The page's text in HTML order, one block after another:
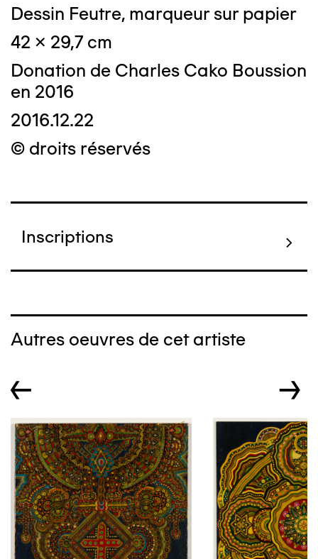
Dessin Feutre, marqueur sur papier
42 x 29,7 cm
Donation de Charles Cako Boussion
en 2016
2016.12.22
© droits réservés
Inscriptions
Autres oeuvres de cet artiste
← →